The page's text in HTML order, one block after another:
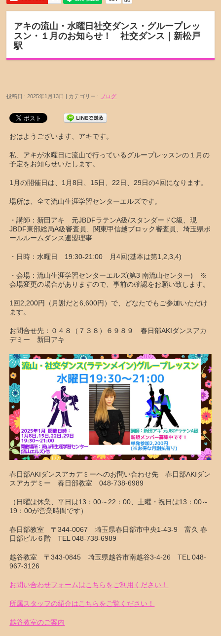
アキの流山・水曜日社交ダンス・グループレッ
スン・１月のお知らせ！ 社交ダンス｜新松戸
駅
投稿日 : 2025年1月13日 | カテゴリー : ブログ
おはようございます、アキです。
私、アキが水曜日に流山で行っているグループレッスンの１月の
予定をお知らせいたします。
1月の開催日は、1月8日、15日、22日、29日の4回になります。
場所は、全て流山生涯学習センターエルズです。
・講師：新田アキ 元JBDFラテンA級/スタンダードC級、現
JBDF東部総局A級審査員、関東甲信越ブロック審査員、埼玉県ボ
ールルームダンス連盟理事
・日時：水曜日 19:30-21:00 月4回(基本は第1,2,3,4)
・会場：流山生涯学習センターエルズ(第3 南流山センター) ※
会場変更の場合がありますので、事前の確認をお願い致します。
1回2,200円（月謝だと6,600円）で、どなたでもご参加いただけ
ます。
お問合せ先：０４８（７３８）６９８９ 春日部AKIダンスアカ
デミー 新田アキ
春日部AKIダンスアカデミーへのお問い合わせ先 春日部AKIダン
スアカデミー 春日部教室 048-738-6989
（日曜は休業、平日は13：00～22：00、土曜・祝日は13：00～
19：00が営業時間です）
春日部教室 〒344-0067 埼玉県春日部市中央1-43-9 富久 春
日部ビル６階 TEL 048-738-6989
越谷教室 〒343-0845 埼玉県越谷市南越谷3-4-26 TEL 048-
967-3126
お問い合わせフォームはこちらをご利用ください！
所属スタッフの紹介はこちらをご覧ください！
越谷教室のご案内